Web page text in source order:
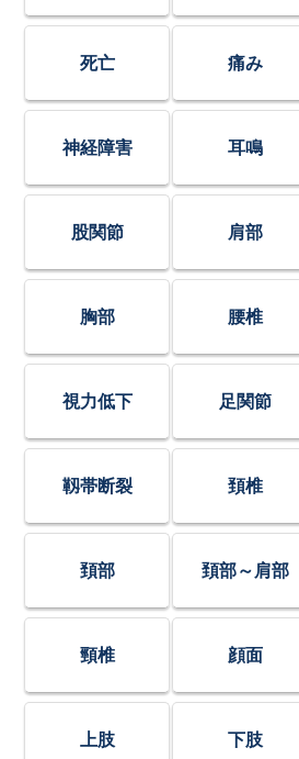
死亡 痛み
神経障害 耳鳴
股関節 肩部
胸部 腰椎
視力低下 足関節
靱帯断裂 頚椎
頚部 頚部～肩部
頸椎 顔面
上肢 下肢